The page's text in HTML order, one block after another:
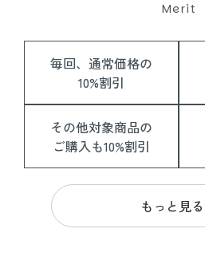
Merit
毎回、通常価格の
10%割引
その他対象商品の
ご購入も10%割引
もっと見る